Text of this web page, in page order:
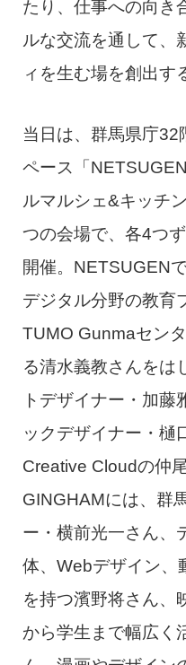
たり、仕事への向き
ルな交流を通して、
ィを生む場を創出す
当日は、群馬県庁32
ペース「
ルマルシェ&キッチ
つの会場で、各4つ
開催。NETSUGEN
デジタル分野の教育
TUMO Gunmaセン
る清水義教さんをは
トデザイナー・加藤
ックデザイナー・樋
Creative Cloudの仲
GINGHAMには、群
ー・横前光一さん、
体、Webデザイン、
を持つ濱野将さん、
から学生まで幅広く